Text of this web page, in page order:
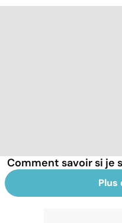
Comment savoir si je
Plus